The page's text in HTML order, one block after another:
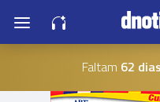
Faltam 62 dias